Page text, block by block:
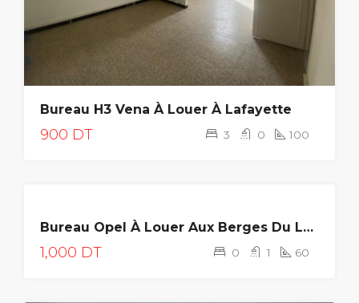
Bureau H3 Vena À Louer À Lafayette
900 DT 3 0 100
Bureau Opel À Louer Aux Berges Du Lac 2
1,000 DT 0 1 60